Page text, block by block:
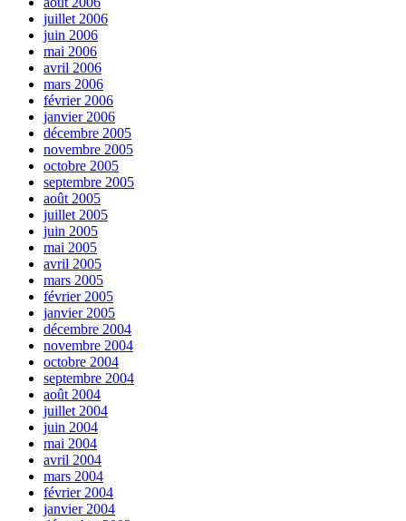
juillet 2006
juin 2006
mai 2006
avril 2006
mars 2006
février 2006
janvier 2006
décembre 2005
novembre 2005
octobre 2005
septembre 2005
août 2005
juillet 2005
juin 2005
mai 2005
avril 2005
mars 2005
février 2005
janvier 2005
décembre 2004
novembre 2004
octobre 2004
septembre 2004
août 2004
juillet 2004
juin 2004
mai 2004
avril 2004
mars 2004
février 2004
janvier 2004